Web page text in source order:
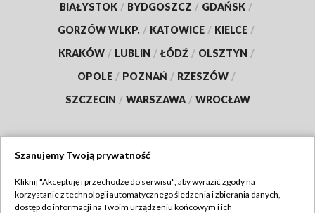
BIAŁYSTOK / BYDGOSZCZ / GDAŃSK /
GORZÓW WLKP. / KATOWICE / KIELCE /
KRAKÓW / LUBLIN / ŁÓDŹ / OLSZTYN /
OPOLE / POZNAŃ / RZESZÓW /
SZCZECIN / WARSZAWA / WROCŁAW
TVP
Szanujemy Twoją prywatność
Kliknij "Akceptuję i przechodzę do serwisu", aby wyrazić zgody na
korzystanie z technologii automatycznego śledzenia i zbierania danych,
dostęp do informacji na Twoim urządzeniu końcowym i ich